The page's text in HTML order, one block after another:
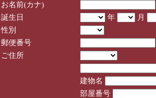
お名前(カナ)
誕生日
年
月
性別
郵便番号
ご住所
建物名
部屋番号